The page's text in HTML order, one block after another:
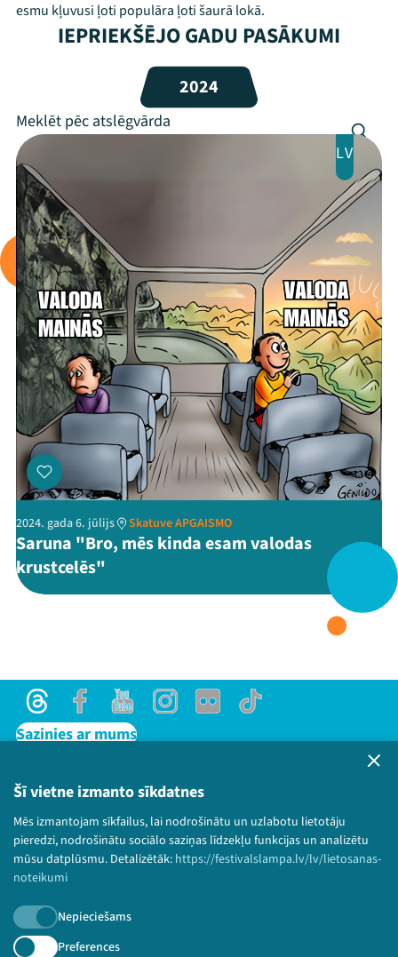
Šī vietne izmanto sīkdatnes
Mēs izmantojam sīkfailus, lai nodrošinātu un uzlabotu lietotāju
pieredzi, nodrošinātu sociālo saziņas līdzekļu funkcijas un analizētu
mūsu datplūsmu. Detalizētāk: https://festivalslampa.lv/lv/lietosanas-
noteikumi
Nepieciešams
Preferences
Mana programma
Festivāls
Programma
Jaunumi
Ziedo
Veikals
Kontakti
ThreadsFacebookYoutube
X Instagram
Flick TikTok
esmu kļuvusi ļoti populāra ļoti šaurā lokā.
IEPRIEKŠĒJO GADU PASĀKUMI
2024
LV
2024. gada 6. jūlijs Skatuve APGAISMO
Saruna "Bro, mēs kinda esam valodas
krustcelēs"
ThreadsFacebookYoutubeInstagram
Flick TikTok
Sazinies ar mums
Lietošanas noteikumi un sīkdatņu politika
Bērnu aizsardzības politika
© 2026 Sarunu festivāls LAMPA Visas tiesības
paturētas.
Piesakies jaunumiem!